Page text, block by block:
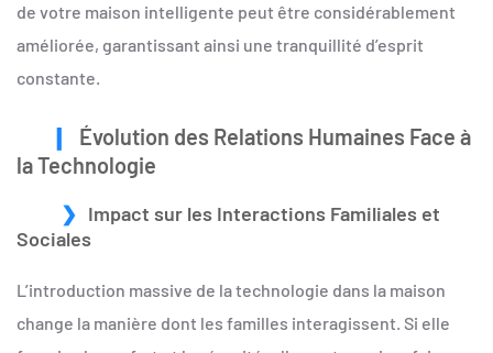
de votre maison intelligente peut être considérablement
améliorée, garantissant ainsi une tranquillité d’esprit
constante.
Évolution des Relations Humaines Face à
la Technologie
Impact sur les Interactions Familiales et
Sociales
L’introduction massive de la technologie dans la maison
change la manière dont les familles interagissent. Si elle